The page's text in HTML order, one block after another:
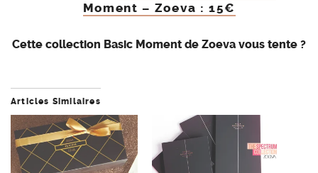
Moment – Zoeva : 15€
Cette collection Basic Moment de Zoeva vous tente ?
Articles Similaires